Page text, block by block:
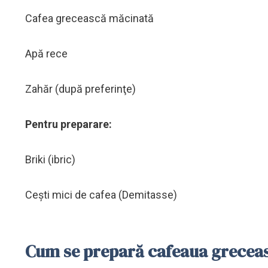
Cafea grecească măcinată
Apă rece
Zahăr (după preferinţe)
Pentru preparare:
Briki (ibric)
Ceşti mici de cafea (Demitasse)
Cum se prepară cafeaua